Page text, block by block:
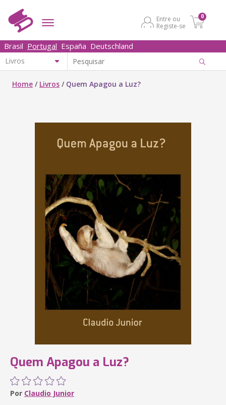
Entre ou
Registe-se
0
Brasil Portugal España Deutschland
Home / Livros / Quem Apagou a Luz?
Quem Apagou a Luz?
Por Claudio Junior